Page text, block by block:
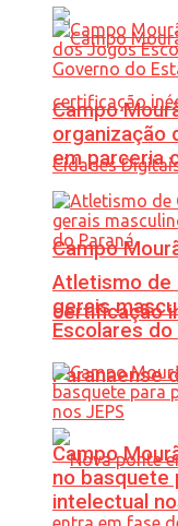
Campo
certificação
Paranaense
Campo
organização
em parceria
Atletismo de
gerais
Escolares do
Campo
no basquete
intelectual